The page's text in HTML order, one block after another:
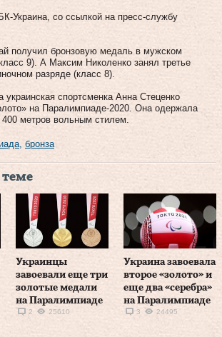
Украина, со ссылкой на пресс-службу
получил бронзовую медаль в мужском
9). А Максим Николенко занял третье
разряде (класс 8).
украинская спортсменка Анна Стеценко
на Паралимпиаде-2020. Она одержала
метров вольным стилем.
бронза
Украинцы
завоевали еще три
золотые медали
на Паралимпиаде
2 25610
Украина завоевала
второе «золото» и
еще два «серебра»
на Паралимпиаде
3 24495